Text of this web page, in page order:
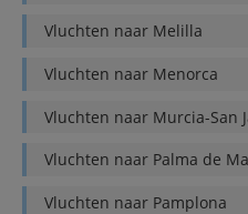
Vluchten naar Melilla
Vluchten naar Menorca
Vluchten naar Murcia-San
Vluchten naar Palma de
Vluchten naar Pamplona